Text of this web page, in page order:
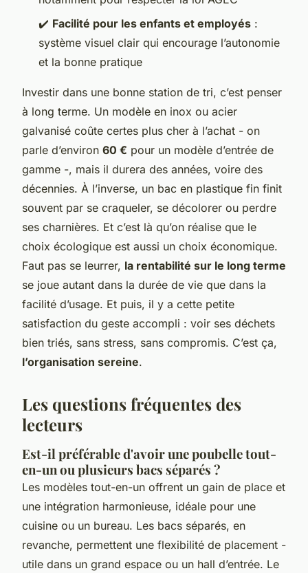
✔️ Facilité pour les enfants et employés :
système visuel clair qui encourage l’autonomie
et la bonne pratique
Investir dans une bonne station de tri, c’est penser
à long terme. Un modèle en inox ou acier
galvanisé coûte certes plus cher à l’achat - on
parle d’environ 60 € pour un modèle d’entrée de
gamme -, mais il durera des années, voire des
décennies. À l’inverse, un bac en plastique fin finit
souvent par se craqueler, se décolorer ou perdre
ses charnières. Et c’est là qu’on réalise que le
choix écologique est aussi un choix économique.
Faut pas se leurrer, la rentabilité sur le long terme
se joue autant dans la durée de vie que dans la
facilité d’usage. Et puis, il y a cette petite
satisfaction du geste accompli : voir ses déchets
bien triés, sans stress, sans compromis. C’est ça,
l’organisation sereine.
Les questions fréquentes des
lecteurs
Est-il préférable d'avoir une poubelle tout-
en-un ou plusieurs bacs séparés ?
Les modèles tout-en-un offrent un gain de place et
une intégration harmonieuse, idéale pour une
cuisine ou un bureau. Les bacs séparés, en
revanche, permettent une flexibilité de placement -
utile dans un grand espace ou un hall d’entrée. Le